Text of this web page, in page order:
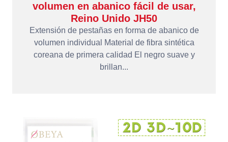
volumen en abanico fácil de usar,
Reino Unido JH50
Extensión de pestañas en forma de abanico de
volumen individual Material de fibra sintética
coreana de primera calidad El negro suave y
brillan...